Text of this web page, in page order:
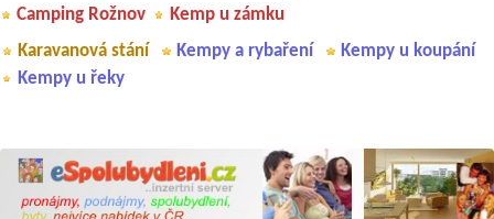
Camping Rožnov
Kemp u zámku
Karavanová stání
Kempy a rybaření
Kempy u koupání
Kempy u řeky